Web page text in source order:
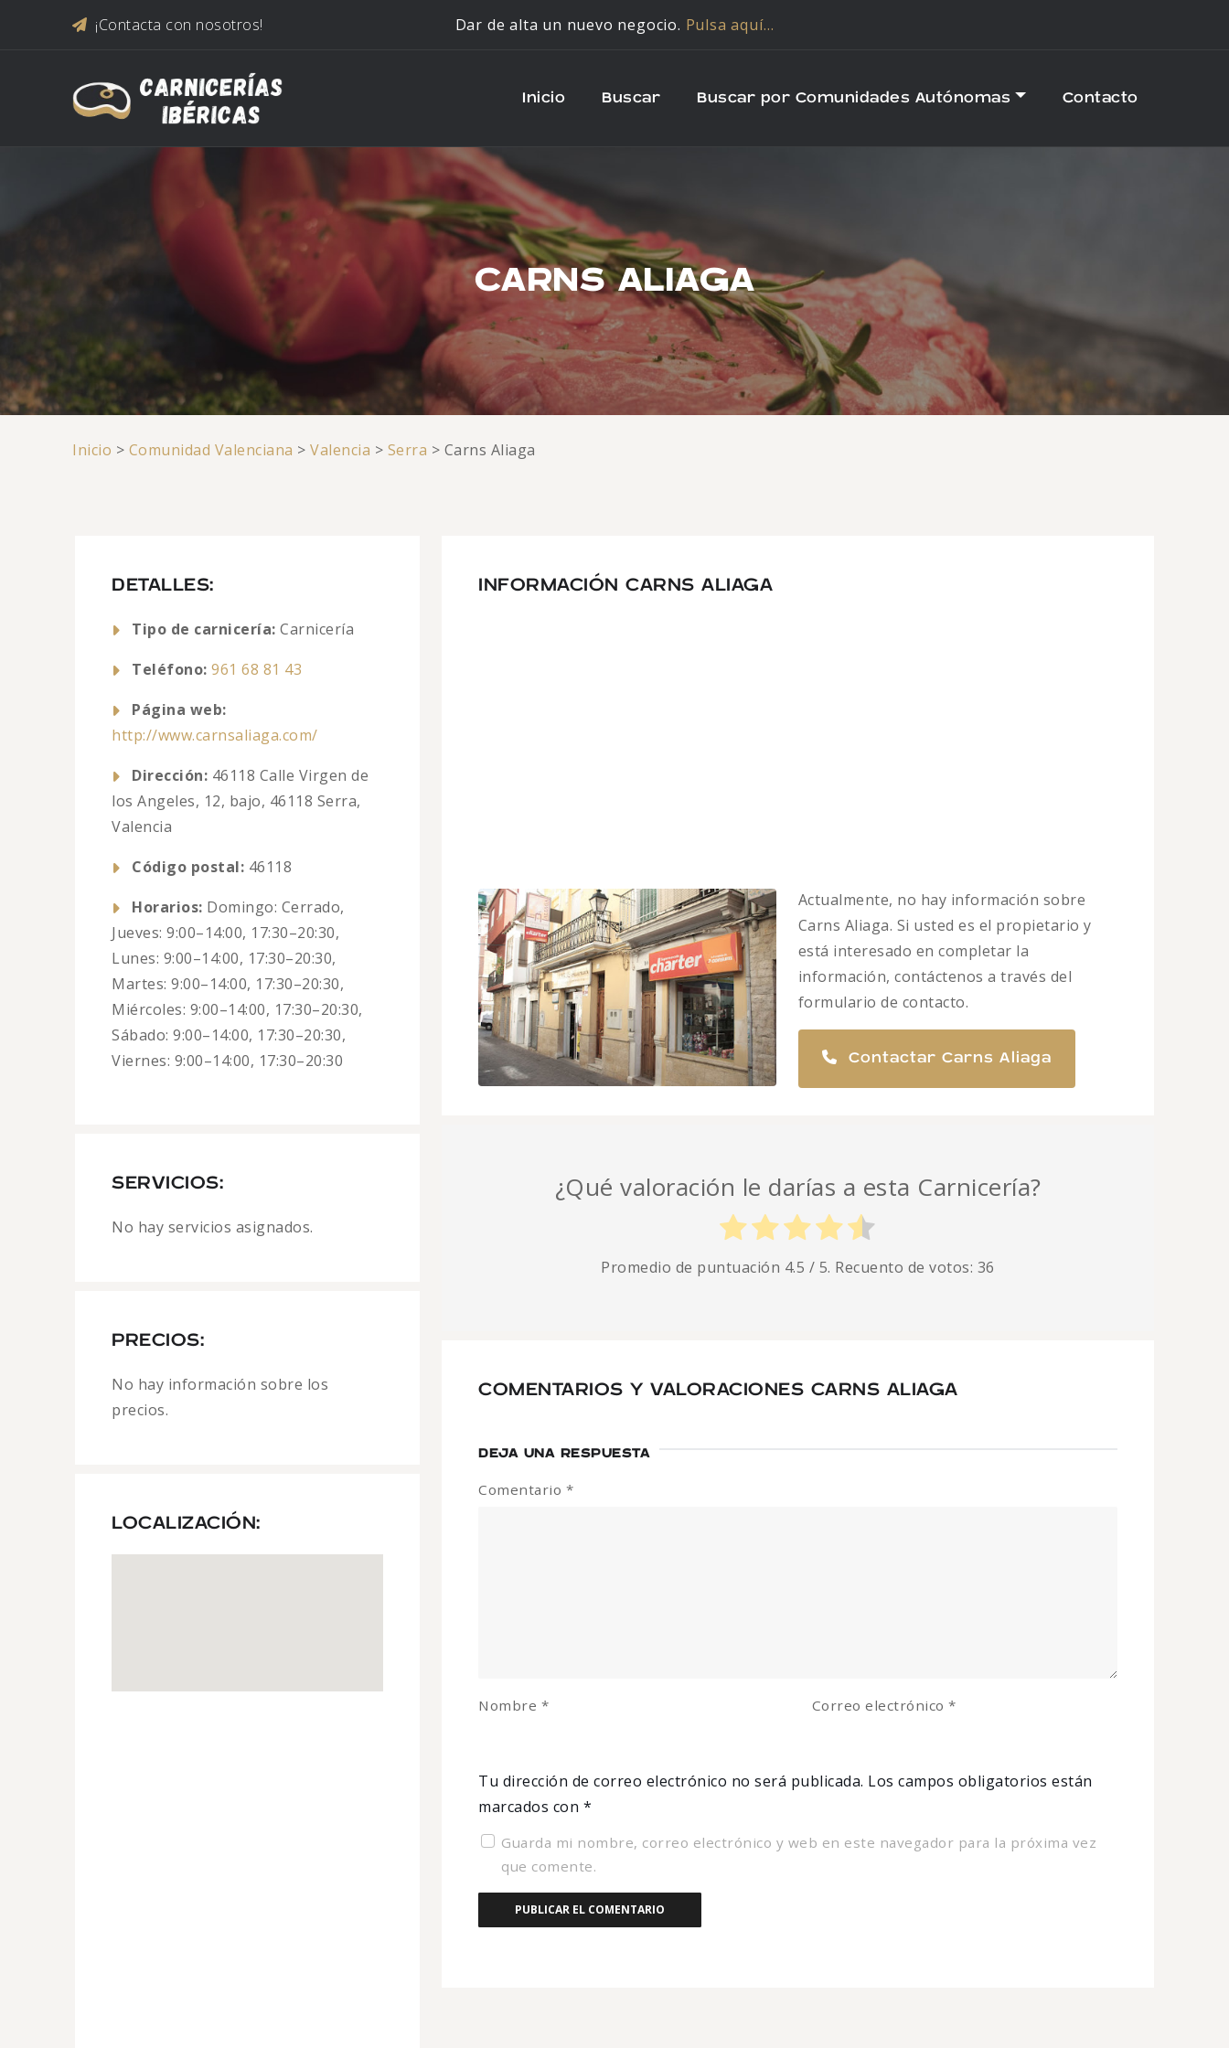
¡Contacta con nosotros! Dar de alta un nuevo negocio. Pulsa aquí…
Inicio Buscar Buscar por Comunidades Autónomas Contacto
CARNS ALIAGA
Inicio > Comunidad Valenciana >Valencia > Serra > Carns Aliaga
DETALLES:
Tipo de carnicería: Carnicería
Teléfono: 961 68 81 43
Página web:
http://www.carnsaliaga.com/
Dirección: 46118 Calle Virgen de
los Angeles, 12, bajo, 46118 Serra,
Valencia
Código postal: 46118
Horarios: Domingo: Cerrado,
Jueves: 9:00–14:00, 17:30–20:30,
Lunes: 9:00–14:00, 17:30–20:30,
Martes: 9:00–14:00, 17:30–20:30,
Miércoles: 9:00–14:00, 17:30–20:30,
Sábado: 9:00–14:00, 17:30–20:30,
Viernes: 9:00–14:00, 17:30–20:30
SERVICIOS:
No hay servicios asignados.
PRECIOS:
No hay información sobre los
precios.
LOCALIZACIÓN:
INFORMACIÓN CARNS ALIAGA
Actualmente, no hay información sobre
Carns Aliaga. Si usted es el propietario y
está interesado en completar la
información, contáctenos a través del
formulario de contacto.
Contactar Carns Aliaga
¿Qué valoración le darías a esta Carnicería?
Promedio de puntuación 4.5 / 5. Recuento de votos: 36
COMENTARIOS Y VALORACIONES CARNS ALIAGA
DEJA UNA RESPUESTA
Tu dirección de correo electrónico no será publicada. Los campos obligatorios están
marcados con *
Comentario *
Nombre * Correo electrónico*
Guarda mi nombre, correo electrónico y web en este navegador para la próxima vez
que comente.